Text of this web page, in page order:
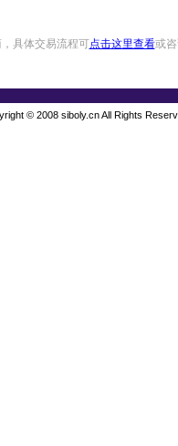
具体交易流程可点击这里查看或咨
© 2008 siboly.cn All Rights